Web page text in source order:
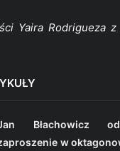
Yaira Rodrigueza
Błachowicz
w